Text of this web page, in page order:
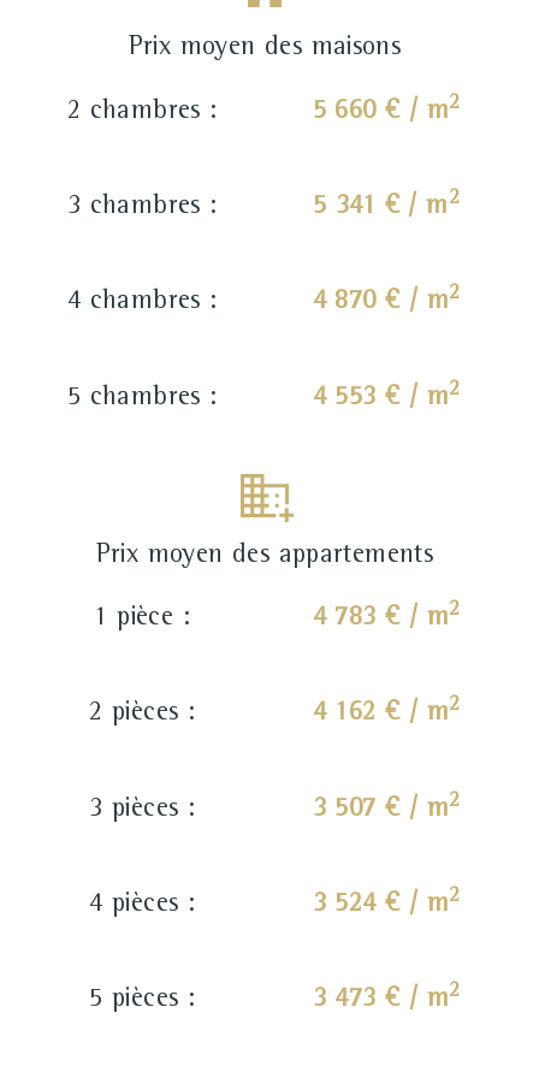
Prix moyen des maisons
2 chambres : 5 660 € / m2
3 chambres : 5 341 € / m2
4 chambres : 4 870 € / m2
5 chambres : 4 553 € / m2
Prix moyen des appartements
1 pièce : 4 783 € / m2
2 pièces : 4 162 € / m2
3 pièces : 3 507 € / m2
4 pièces : 3 524 € / m2
5 pièces : 3 473 € / m2